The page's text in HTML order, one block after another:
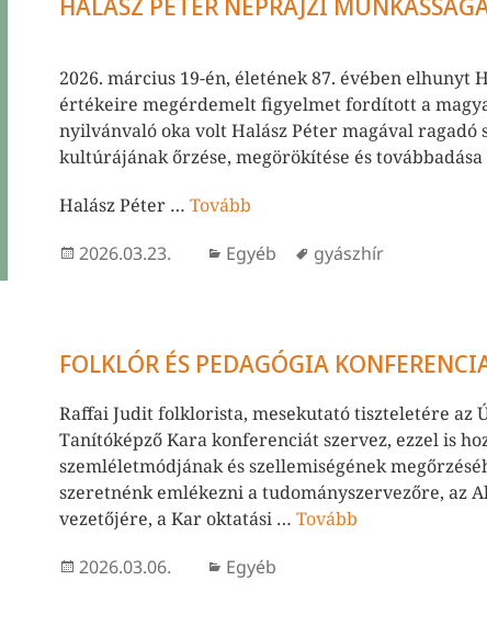
2026. március 19-én, életének 87. évében elhunyt
értékeire megérdemelt figyelmet fordított a
nyilvánvaló oka volt Halász Péter magával ragadó
kultúrájának őrzése, megörökítése és
Halász Péter … Tovább
Közzétéve
2026.03.23. Kategória
Egyéb Címke
gyászhír
FOLKLÓR ÉS PEDAGÓGIA
Raffai Judit folklorista, mesekutató tiszteletére az
Tanítóképző Kara konferenciát szervez, ezzel is
szemléletmódjának és szellemiségének
szeretnénk emlékezni a tudományszervezőre, az
vezetőjére, a Kar oktatási … Tovább
Közzétéve
2026.03.06. Kategória
Egyéb